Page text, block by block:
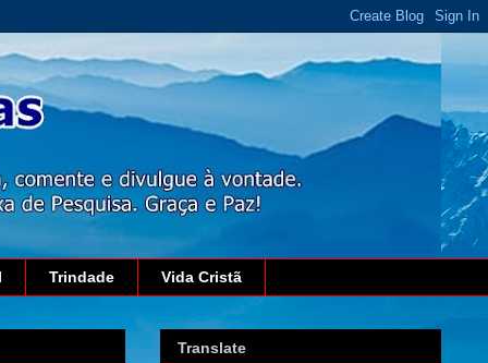
Trindade Vida Cristã
Translate